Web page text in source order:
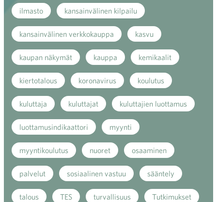
ilmasto kansainvälinen kilpailu
kansainvälinen verkkokauppa kasvu
kaupan näkymät kauppa kemikaalit
kiertotalous koronavirus koulutus
kuluttaja kuluttajat kuluttajien luottamus
luottamusindikaattori myynti
myyntikoulutus nuoret osaaminen
palvelut sosiaalinen vastuu sääntely
talous TES turvallisuus Tutkimukset